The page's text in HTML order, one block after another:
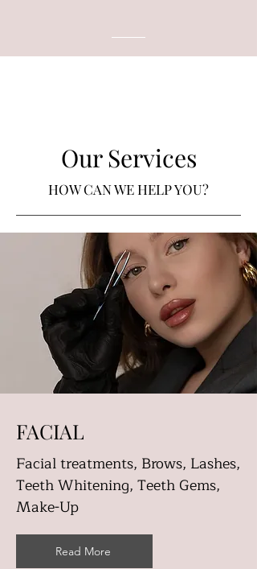
Our Services
HOW CAN WE HELP YOU?
FACIAL
Facial treatments, Brows, Lashes,
Teeth Whitening, Teeth Gems,
Make-Up
Read More